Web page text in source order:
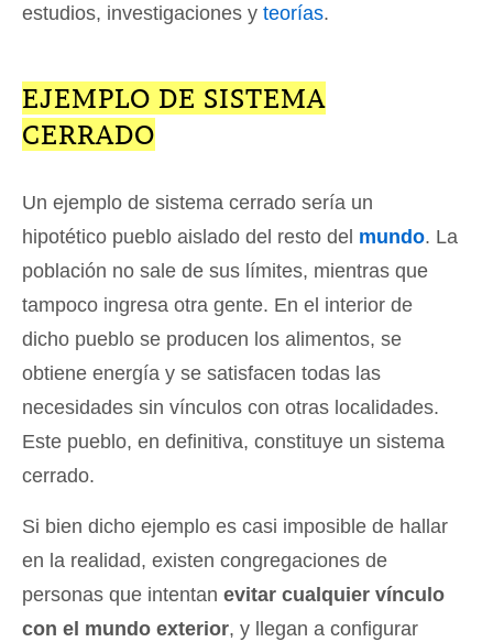
estudios, investigaciones y teorías.
EJEMPLO DE SISTEMA
CERRADO
Un ejemplo de sistema cerrado sería un
hipotético pueblo aislado del resto del mundo. La
población no sale de sus límites, mientras que
tampoco ingresa otra gente. En el interior de
dicho pueblo se producen los alimentos, se
obtiene energía y se satisfacen todas las
necesidades sin vínculos con otras localidades.
Este pueblo, en definitiva, constituye un sistema
cerrado.
Si bien dicho ejemplo es casi imposible de hallar
en la realidad, existen congregaciones de
personas que intentan evitar cualquier vínculo
con el mundo exterior, y llegan a configurar